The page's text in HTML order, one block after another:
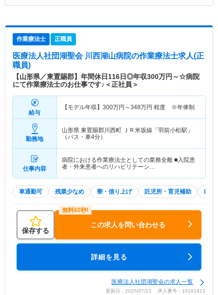
作業療法士 正職員
医療法人社団湖聖会 川西湖山病院の作業療法士求人(正
職員)
【山形県／東置賜郡】年間休日116日◎年収300万円～☆病院
にて作業療法士のお仕事です♪＜正社員＞
給与
【モデル年収】 300万円～348万円 程度 ※年俸制
勤務地
山形県 東置賜郡川西町 ＪＲ米坂線「羽前小松駅」
（バス・車4分）
仕事内容
病院における作業療法士としての業務全般 ■入院患
者・外来患者へのリハビリテーシ…
車通勤可 残業少なめ 寮・借り上げ 託児所・育児補助 積極
保存する
この求人を問い合わせる
詳細を見る
医療法人社団湖聖会の求人一覧
更新日：2025/07/23 求人番号：10181413